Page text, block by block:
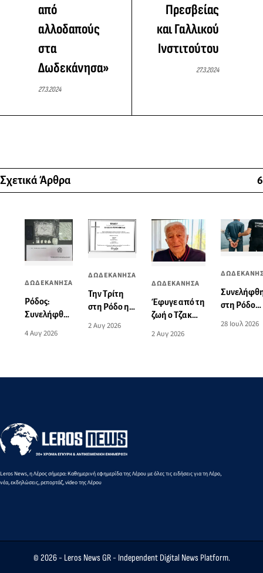
από
αλλοδαπούς
στα
Δωδεκάνησα»
27.3.2024
Πρεσβείας
και Γαλλικού
Ινστιτούτου
27.3.2024
Σχετικά Άρθρα 6
ΔΩΔΕΚΑΝΗΣΑ
Ρόδος:
Συνελήφθη
αλλοδαπός
σημαντικής
4 Αυγ 2026
ΔΩΔΕΚΑΝΗΣΑ
Την Τρίτη
στη Ρόδο η
ακολουθία
2 Αυγ 2026
ΔΩΔΕΚΑΝΗΣΑ
Έφυγε από τη
ζωή ο Τζακ
ένας από τους
τουρισμού της
2 Αυγ 2026
στη Ρόδο
28 Ιουλ 2026
Leros News, η Λέρος σήμερα: Καθημερινή εφημερίδα της Λέρου με όλες τις ειδήσεις για τη Λέρο,
νέα, εκδηλώσεις, ρεπορτάζ, video της Λέρου
© 2026 - Leros News GR- Independent Digital News Platform.